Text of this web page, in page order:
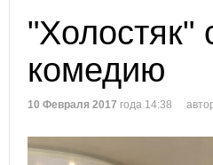
"Холостяк"
комедию
10 Февраля 2017 года 14:38